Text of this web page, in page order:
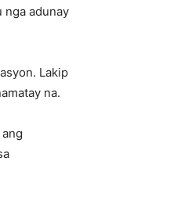
nga adunay
Lakip
na.